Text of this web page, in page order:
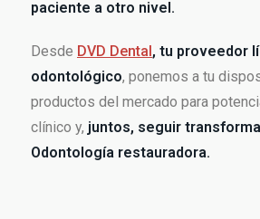
paciente a otro nivel.
Desde DVD Dental , tu proveedor
odontológico, ponemos a tu
productos del mercado para
clínico y, juntos, seguir
Odontología restauradora.